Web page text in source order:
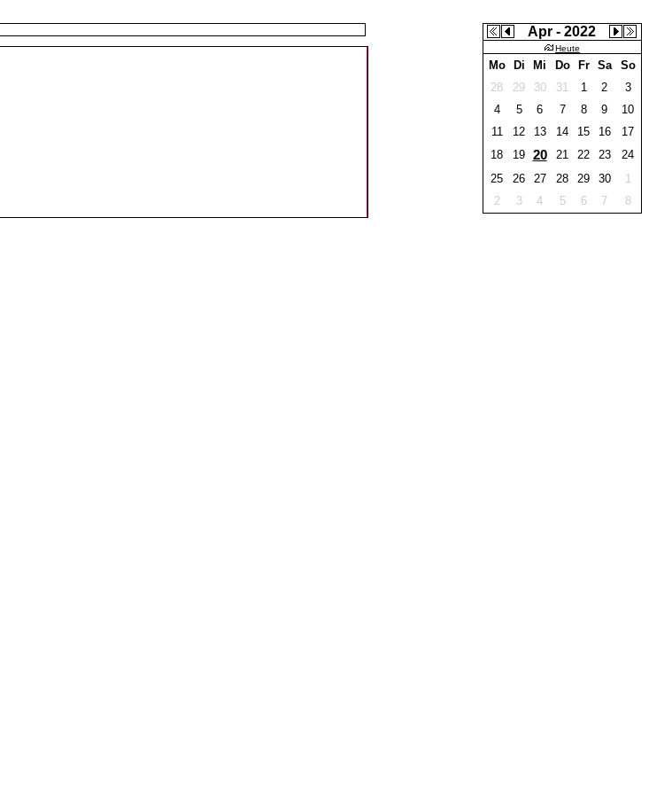
Apr - 2022
Heute
Mo Di Mi Do Fr Sa
So
28
29 30 31 1 2
3
4
5 6 7 8 9
10
11
12 13 14 15 16
17
18
19 20 21 22 23
24
25
26 27 28 29 30
1
2
3 4 5 6 7 8